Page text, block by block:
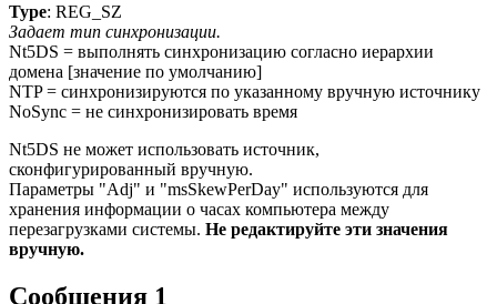
Type: REG_SZ
Задает тип синхронизации.
Nt5DS = выполнять синхронизацию согласно иерархии
домена [значение по умолчанию]
NTP = синхронизируются по указанному вручную источнику
NoSync = не синхронизировать время
Nt5DS не может использовать источник,
сконфигурированный вручную.
Параметры "Adj" и "msSkewPerDay" используются для
хранения информации о часах компьютера между
перезагрузками системы. Не редактируйте эти значения
вручную.
Сообщения 1